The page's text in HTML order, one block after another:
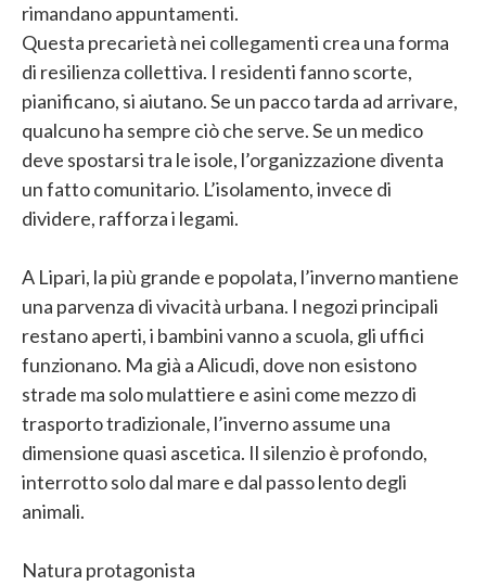
rimandano appuntamenti.
Questa precarietà nei collegamenti crea una forma
di resilienza collettiva. I residenti fanno scorte,
pianificano, si aiutano. Se un pacco tarda ad arrivare,
qualcuno ha sempre ciò che serve. Se un medico
deve spostarsi tra le isole, l’organizzazione diventa
un fatto comunitario. L’isolamento, invece di
dividere, rafforza i legami.
A Lipari, la più grande e popolata, l’inverno mantiene
una parvenza di vivacità urbana. I negozi principali
restano aperti, i bambini vanno a scuola, gli uffici
funzionano. Ma già a Alicudi, dove non esistono
strade ma solo mulattiere e asini come mezzo di
trasporto tradizionale, l’inverno assume una
dimensione quasi ascetica. Il silenzio è profondo,
interrotto solo dal mare e dal passo lento degli
animali.
Natura protagonista